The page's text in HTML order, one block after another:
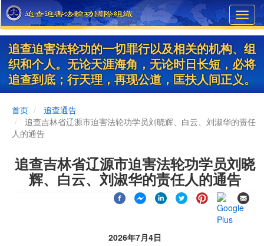
Skip
to
main
content
追查迫害法轮功的一切罪行以及相关的机构、组
织和个人。无论天涯海角，无论时日长短，必将
追查到底；行天理，再现公道，匡扶人间正义。
首页
追查通告
追查吉林省辽源市迫害法轮功学员刘晓辉、白云、刘淑华的责任
人的通告
追查吉林省辽源市迫害法轮功学员刘晓
辉、白云、刘淑华的责任人的通告
2026年7月4日